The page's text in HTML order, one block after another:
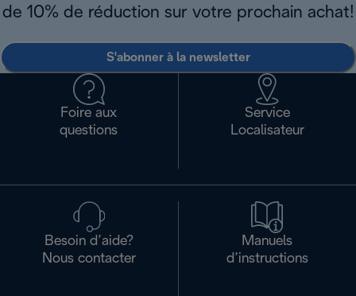
de 10% de réduction sur votre prochain achat!
S'abonner à la newsletter
Foire aux
questions
Service
Localisateur
Besoin d’aide?
Nous contacter
Manuels
d’instructions